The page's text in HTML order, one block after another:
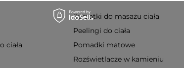
Szczotki do masażu ciała
Peelingi do ciała
ciała
Pomadki matowe
Rozświetlacze w kamieniu